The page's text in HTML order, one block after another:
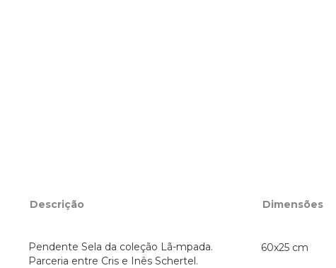
Descrição Dimensões
Pendente Sela da coleção Lã-mpada.
Parceria entre Cris e Inês Schertel.
60x25 cm